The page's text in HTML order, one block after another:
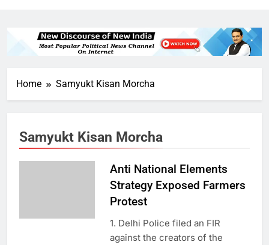
Home Samyukt Kisan Morcha
Samyukt Kisan Morcha
Anti National Elements
Strategy Exposed Farmers
Protest
1. Delhi Police filed an FIR
against the creators of the